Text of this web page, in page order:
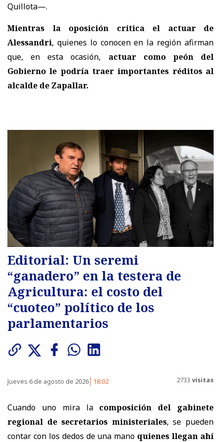
Quillota—.
Mientras la oposición critica el actuar de
Alessandri, quienes lo conocen en la región afirman
que, en esta ocasión, actuar como peón del
Gobierno le podría traer importantes réditos al
alcalde de Zapallar.
Editorial: Un seremi
“ganadero” en la testera de
Agricultura: el costo del
“cuoteo” político de los
parlamentarios
Jueves 6 de agosto de 2026 18:02 2733 visitas
Cuando uno mira la composición del gabinete
regional de secretarios ministeriales, se pueden
contar con los dedos de una mano quienes llegan ahí